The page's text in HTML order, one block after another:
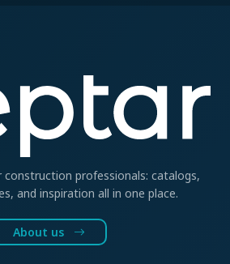
professionals: catalogs,
and inspiration all in one place.
About us